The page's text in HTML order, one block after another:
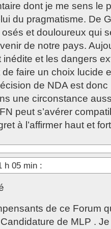
dont je me sens le
du pragmatisme. De
et douloureux qui
de notre pays.
inédite et les dangers
faire un choix lucide
de NDA est donc
une circonstance
peut s’avérer
à l’affirmer haut et
h 05 min :
de ce Forum
de MLP .